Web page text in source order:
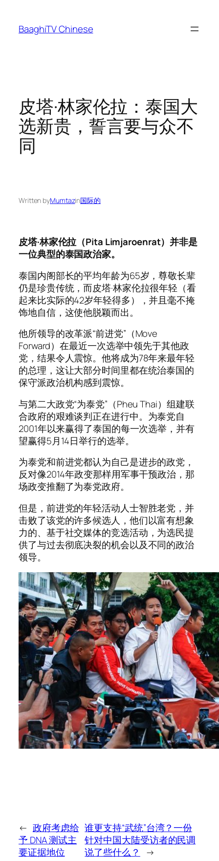
content
BaaghiTV Chinese
皮塔·林家伦拉：泰国大
选新贵，誓言要与众不
同
Written byMumtazin国际的
皮塔·林家伦拉（Pita Limjaroenrat）并非是
一位典型的泰国政治家。
泰国内阁部长的平均年龄为65岁，尊敬长辈
仍是珍贵传统，而皮塔·林家伦拉很年轻（看
起来比实际的42岁年轻得多），并且毫不掩
饰地自信，这使他脱颖而出。
他所领导的改革派“前进党”（Move
Forward）在最近一次选举中领先于其他政
党，结果令人震惊。他将成为78年来最年轻
的总理，这让大部分时间里都在统治泰国的
保守派政治机构感到震惊。
与第二大政党“为泰党”（Pheu Thai）组建联
合政府的艰难谈判正在进行中。为泰党自
2001年以来赢得了泰国的每一次选举，并有
望赢得5月14日举行的选举。
为泰党和前进党都认为自己是进步的政党，
反对像2014年政变那样用军事干预政治，那
场政变推翻了为泰党政府。
但是，前进党的年轻活动人士智胜老党，并
击败了该党的许多候选人，他们以富有想象
力的、基于社交媒体的竞选活动，为选民提
供了与过去彻底决裂的机会以及不同的政治
领导。
← 政府考虑给
予 DNA 测试主
要证据地位
谁更支持“武统”台湾？一份
针对中国大陆受访者的民调
说了些什么？
→